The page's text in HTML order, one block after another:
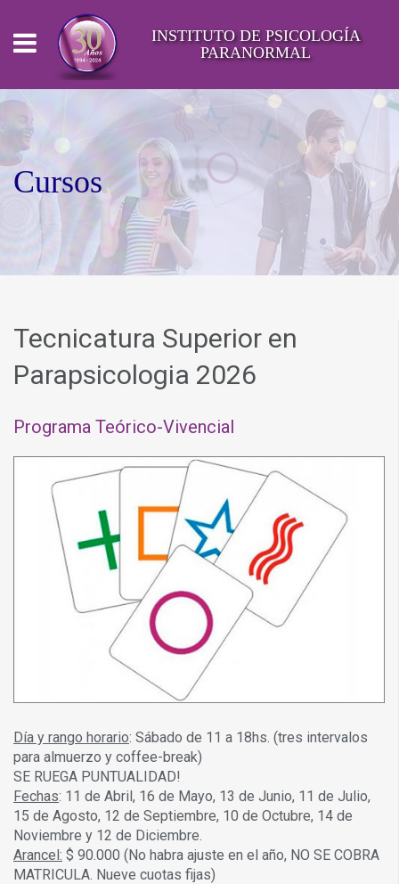
INSTITUTO DE PSICOLOGÍA
PARANORMAL
Cursos
Tecnicatura Superior en
Parapsicologia 2026
Programa Teórico-Vivencial
Día y rango horario: Sábado de 11 a 18hs. (tres intervalos
para almuerzo y coffee-break)
SE RUEGA PUNTUALIDAD!
Fechas: 11 de Abril, 16 de Mayo, 13 de Junio, 11 de Julio,
15 de Agosto, 12 de Septiembre, 10 de Octubre, 14 de
Noviembre y 12 de Diciembre.
Arancel: $ 90.000 (No habra ajuste en el año, NO SE COBRA
MATRICULA. Nueve cuotas fijas)